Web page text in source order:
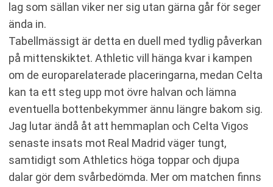
lag som sällan viker ner sig utan gärna går för seger
ända in.
Tabellmässigt är detta en duell med tydlig påverkan
på mittenskiktet. Athletic vill hänga kvar i kampen
om de europarelaterade placeringarna, medan Celta
kan ta ett steg upp mot övre halvan och lämna
eventuella bottenbekymmer ännu längre bakom sig.
Jag lutar ändå åt att hemmaplan och Celta Vigos
senaste insats mot Real Madrid väger tungt,
samtidigt som Athletics höga toppar och djupa
dalar gör dem svårbedömda. Mer om matchen finns